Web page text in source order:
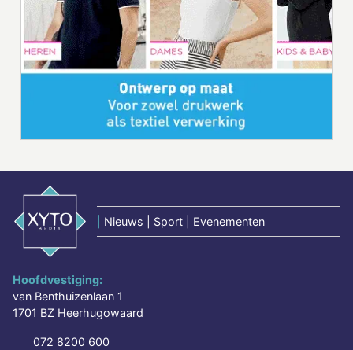
Nieuws | Sport | Evenementen
Hoofdvestiging:
van Benthuizenlaan 1
1701 BZ Heerhugowaard
072 8200 600